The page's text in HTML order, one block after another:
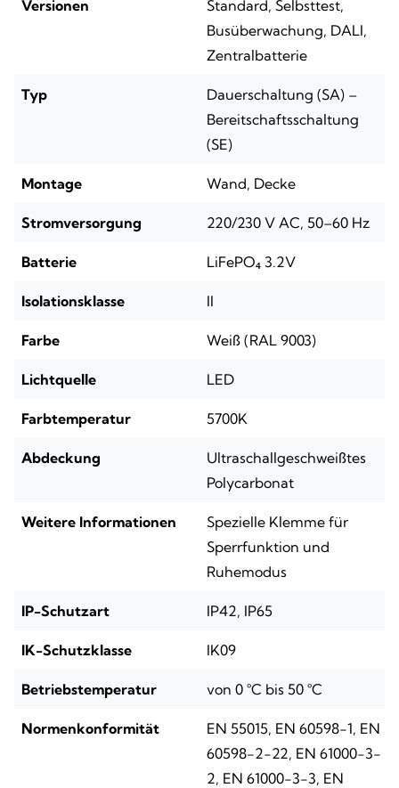
Versionen
Standard, Selbsttest,
Busüberwachung, DALI,
Zentralbatterie
Typ
Dauerschaltung (SA) –
Bereitschaftsschaltung
(SE)
Montage Wand, Decke
Stromversorgung 220/230 V AC, 50–60 Hz
Batterie LiFePO₄ 3.2V
Isolationsklasse II
Farbe Weiß (RAL 9003)
Lichtquelle LED
Farbtemperatur 5700K
Abdeckung
Ultraschallgeschweißtes
Polycarbonat
Weitere Informationen
Spezielle Klemme für
Sperrfunktion und
Ruhemodus
IP-Schutzart IP42, IP65
IK-Schutzklasse IK09
Betriebstemperatur von 0 °C bis 50 °C
Normenkonformität
EN 55015, EN 60598-1, EN
60598-2-22, EN 61000-3-
2, EN 61000-3-3, EN